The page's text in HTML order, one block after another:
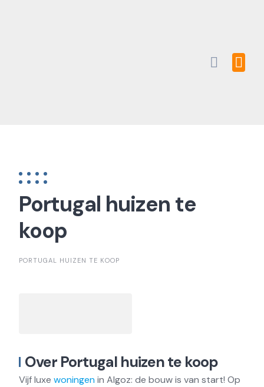
Portugal huizen te
koop
PORTUGAL HUIZEN TE KOOP
Over Portugal huizen te koop
Vijf luxe woningenin Algoz: de bouw is van start! Op